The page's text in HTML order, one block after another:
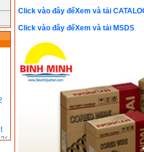
Click vào đây đểXem và tải
Click vào đây đểXem và tải MSDS